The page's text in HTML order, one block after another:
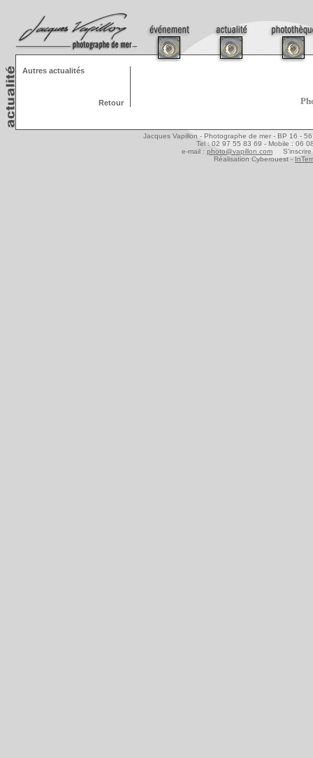
Autres actualités
Retour
Jacques Vapillon - Photographe de mer - BP 16 -
Tel : 02 97 55 83 69 - Mobile : 06
e-mail : photo@vapillon.com S'inscrire
Réalisation Cyberouest -